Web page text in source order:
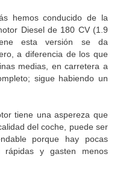
hemos conducido de la
Diesel de 180 CV (1.9
esta versión se da
a diferencia de los que
medias, en carretera a
sigue habiendo un
tiene una aspereza que
del coche, puede ser
porque hay pocas
rápidas y gasten menos